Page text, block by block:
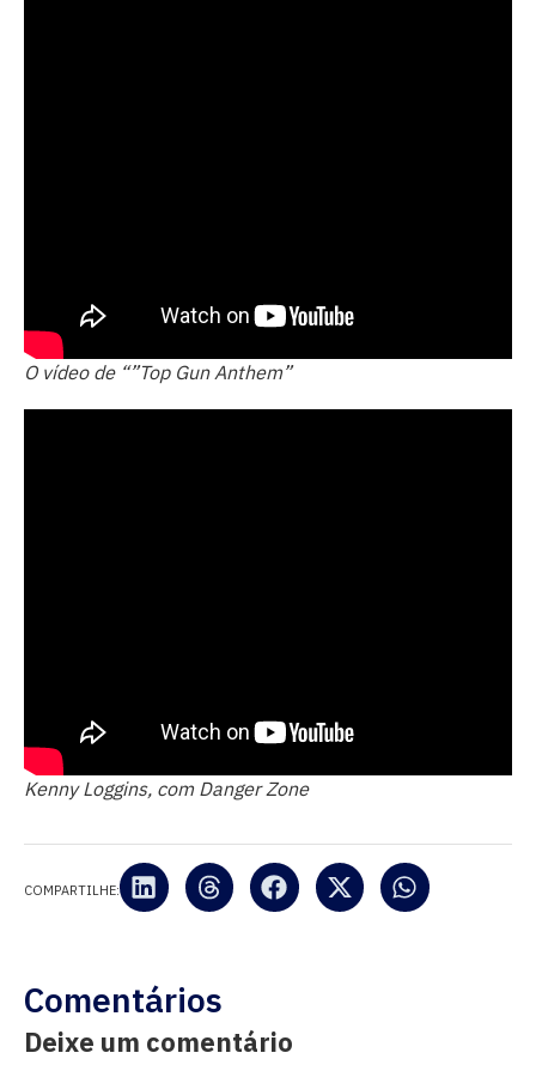
O vídeo de “”Top Gun Anthem”
Kenny Loggins, com Danger Zone
COMPARTILHE:
Comentários
Deixe um comentário